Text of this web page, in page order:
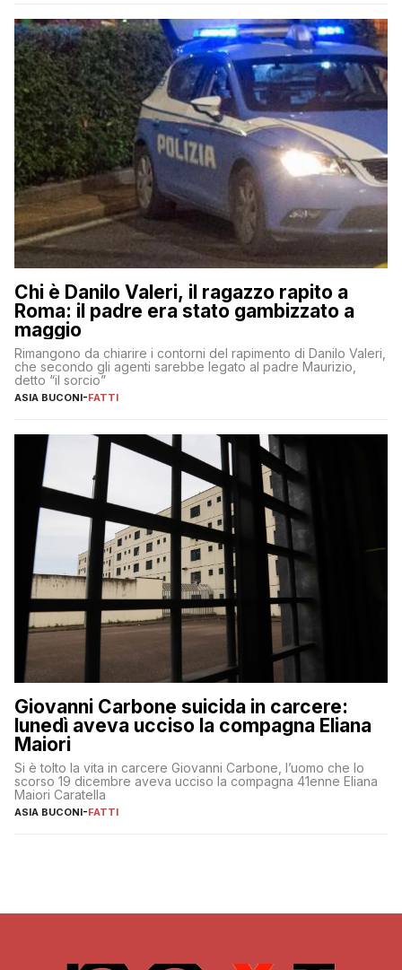
Chi è Danilo Valeri, il ragazzo rapito a
Roma: il padre era stato gambizzato a
maggio
Rimangono da chiarire i contorni del rapimento di Danilo Valeri,
che secondo gli agenti sarebbe legato al padre Maurizio,
detto “il sorcio”
ASIA BUCONI-FATTI
Giovanni Carbone suicida in carcere:
lunedì aveva ucciso la compagna Eliana
Maiori
Si è tolto la vita in carcere Giovanni Carbone, l’uomo che lo
scorso 19 dicembre aveva ucciso la compagna 41enne Eliana
Maiori Caratella
ASIA BUCONI-FATTI